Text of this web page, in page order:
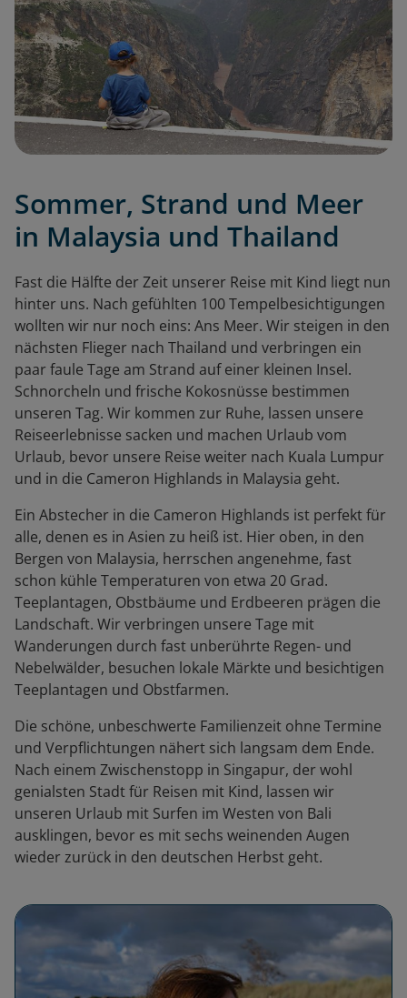
Sommer, Strand und Meer
in Malaysia und Thailand
Fast die Hälfte der Zeit unserer Reise mit Kind liegt nun
hinter uns. Nach gefühlten 100 Tempelbesichtigungen
wollten wir nur noch eins: Ans Meer. Wir steigen in den
nächsten Flieger nach Thailand und verbringen ein
paar faule Tage am Strand auf einer kleinen Insel.
Schnorcheln und frische Kokosnüsse bestimmen
unseren Tag. Wir kommen zur Ruhe, lassen unsere
Reiseerlebnisse sacken und machen Urlaub vom
Urlaub, bevor unsere Reise weiter nach Kuala Lumpur
und in die Cameron Highlands in Malaysia geht.
Ein Abstecher in die Cameron Highlands ist perfekt für
alle, denen es in Asien zu heiß ist. Hier oben, in den
Bergen von Malaysia, herrschen angenehme, fast
schon kühle Temperaturen von etwa 20 Grad.
Teeplantagen, Obstbäume und Erdbeeren prägen die
Landschaft. Wir verbringen unsere Tage mit
Wanderungen durch fast unberührte Regen- und
Nebelwälder, besuchen lokale Märkte und besichtigen
Teeplantagen und Obstfarmen.
Die schöne, unbeschwerte Familienzeit ohne Termine
und Verpflichtungen nähert sich langsam dem Ende.
Nach einem Zwischenstopp in Singapur, der wohl
genialsten Stadt für Reisen mit Kind, lassen wir
unseren Urlaub mit Surfen im Westen von Bali
ausklingen, bevor es mit sechs weinenden Augen
wieder zurück in den deutschen Herbst geht.